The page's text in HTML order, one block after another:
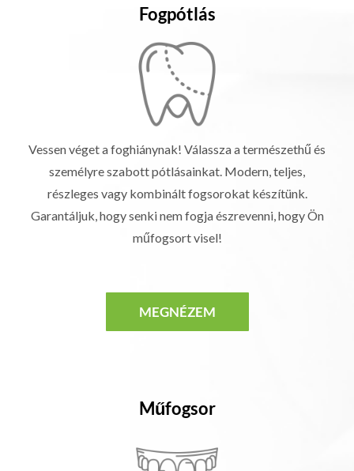
Fogpótlás
Vessen véget a foghiánynak! Válassza a természethű és
személyre szabott pótlásainkat. Modern, teljes,
részleges vagy kombinált fogsorokat készítünk.
Garantáljuk, hogy senki nem fogja észrevenni, hogy Ön
műfogsort visel!
MEGNÉZEM
Műfogsor